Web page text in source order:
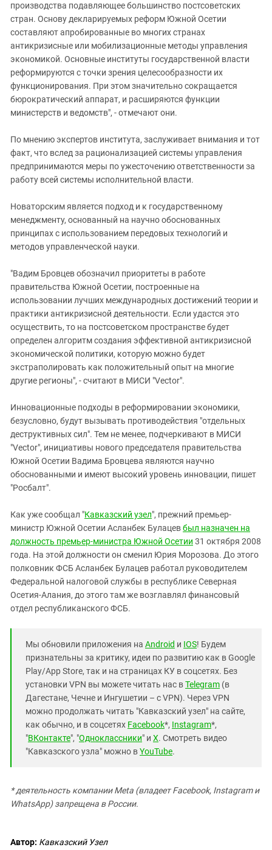
производства подавляющее большинство постсоветских
стран. Основу декларируемых реформ Южной Осетии
составляют апробированные во многих странах
антикризисные или мобилизационные методы управления
экономикой. Основные институты государственной власти
реформируются с точки зрения целесообразности их
функционирования. При этом значительно сокращается
бюрократический аппарат, и расширяются функции
министерств и ведомств", - отмечают они.
По мнению экспертов института, заслуживает внимания и тот
факт, что вслед за рационализацией системы управления
предпринимаются меры по ужесточению ответственности за
работу всей системы исполнительной власти.
Новаторским является подход и к государственному
менеджменту, основанный на научно обоснованных
принципах с использованием передовых технологий и
методов управленческой науки.
"Вадим Бровцев обозначил приоритеты в работе
правительства Южной Осетии, построенные на
использовании лучших международных достижений теории и
практики антикризисной деятельности. Если удастся это
осуществить, то на постсоветском пространстве будет
определен алгоритм создания эффективной антикризисной
экономической политики, которую можно будет
экстраполировать как положительный опыт на многие
другие регионы", - считают в МИСИ "Vector".
Инновационные подходы в реформировании экономики,
безусловно, будут вызывать противодействия "отдельных
деструктивных сил". Тем не менее, подчеркивают в МИСИ
"Vector", инициативы нового председателя правительства
Южной Осетии Вадима Бровцева являются научно
обоснованными и имеют высокий уровень инновации, пишет
"Росбалт".
Как уже сообщал "Кавказский узел", прежний премьер-
министр Южной Осетии Асланбек Булацевбыл назначен на
должность премьер-министра Южной Осетии 31 октября 2008
года. На этой должности он сменил Юрия Морозова. До этого
полковник ФСБ Асланбек Булацев работал руководителем
Федеральной налоговой службы в республике Северная
Осетия-Алания, до этого там же возглавлял финансовый
отдел республиканского ФСБ.
Мы обновили приложения на Android и IOS! Будем
признательны за критику, идеи по развитию как в Google
Play/App Store, так и на страницах КУ в соцсетях. Без
установки VPN вы можете читать нас вTelegram (в
Дагестане, Чечне и Ингушетии – с VPN). Через VPN
можно продолжать читать "Кавказский узел" на сайте,
как обычно, и в соцсетях Facebook*, Instagram*,
"ВКонтакте", "Одноклассники" и X. Смотреть видео
"Кавказского узла" можно вYouTube.
* деятельность компании Meta (владеет Facebook, Instagram и
WhatsApp) запрещена в России.
Автор: Кавказский Узел